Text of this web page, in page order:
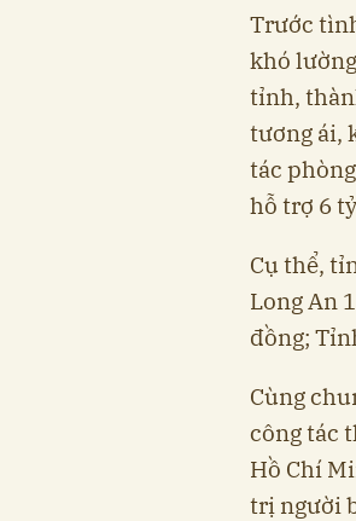
Trước
khó
tỉnh,
tương ái,
tác
hỗ trợ 6
Cụ thể,
Long An
đồng;
Cùng
công tác
Hồ Chí
trị người